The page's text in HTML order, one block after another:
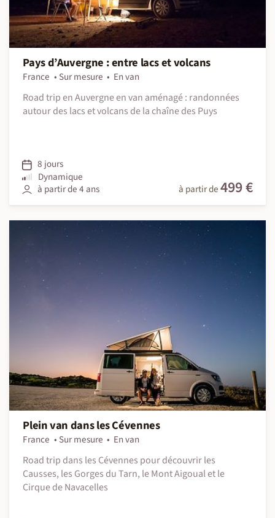
Pays d’Auvergne : entre lacs et volcans
France Sur mesure
En van
Road trip en Auvergne en van aménagé : randonnées
autour des lacs et volcans de la chaîne des Puys
8 jours
Dynamique
à partir de 4 ans
à partir de499 €
Plein van dans les Cévennes
France Sur mesure
En van
Road trip dans les Cévennes pour découvrir les
Causses, les Gorges du Tarn, le Mont Aigoual et le
Cirque de Navacelles